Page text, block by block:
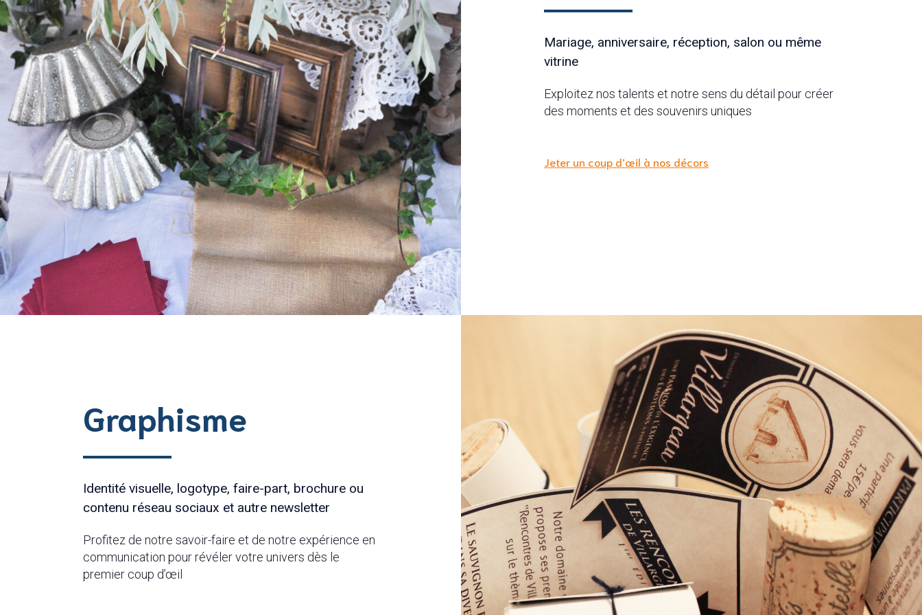
Mariage, anniversaire, réception, salon ou même
vitrine
Exploitez nos talents et notre sens du détail pour créer
des moments et des souvenirs uniques
Jeter un coup d’œil à nos décors
Graphisme
Identité visuelle, logotype, faire-part, brochure ou
contenu réseau sociaux et autre newsletter
Profitez de notre savoir-faire et de notre expérience en
communication pour révéler votre univers dès le
premier coup d’œil